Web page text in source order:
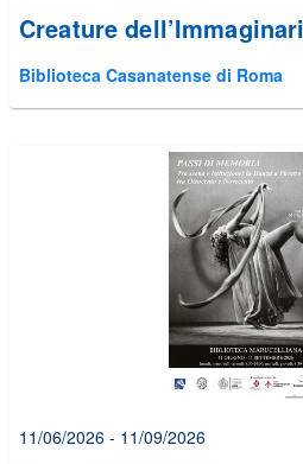
Creature
Biblioteca Casanatense di Roma
11/06/2026 - 11/09/2026